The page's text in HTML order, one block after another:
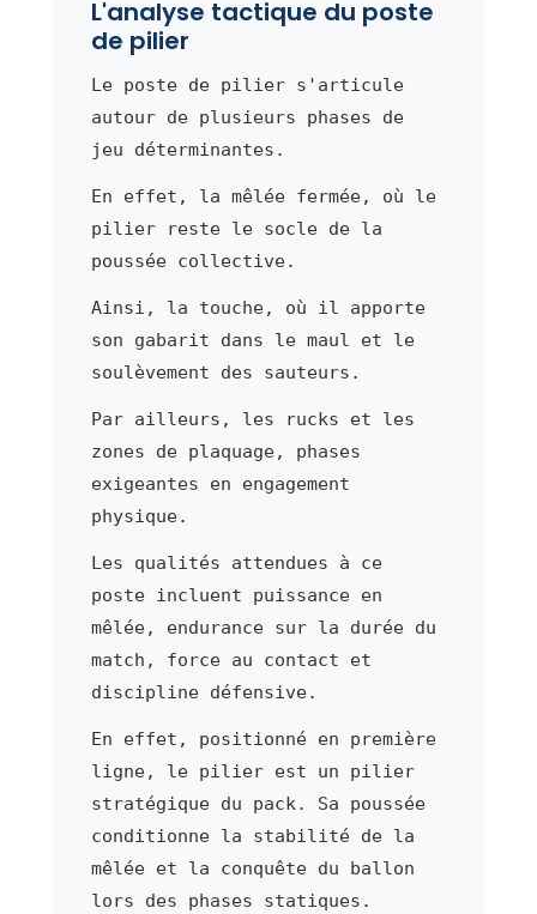
L'analyse tactique du poste
de pilier
Le poste de pilier s'articule
autour de plusieurs phases de
jeu déterminantes.
En effet, la mêlée fermée, où le
pilier reste le socle de la
poussée collective.
Ainsi, la touche, où il apporte
son gabarit dans le maul et le
soulèvement des sauteurs.
Par ailleurs, les rucks et les
zones de plaquage, phases
exigeantes en engagement
physique.
Les qualités attendues à ce
poste incluent puissance en
mêlée, endurance sur la durée du
match, force au contact et
discipline défensive.
En effet, positionné en première
ligne, le pilier est un pilier
stratégique du pack. Sa poussée
conditionne la stabilité de la
mêlée et la conquête du ballon
lors des phases statiques.